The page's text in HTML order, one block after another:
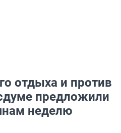
отдыха и против
предложили
неделю